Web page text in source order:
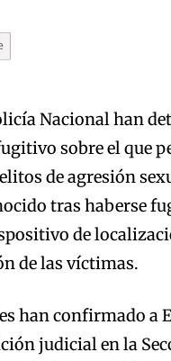
Nacional han
sobre el que
de agresión
tras haberse
de
de las víctimas.
han confirmado a
judicial en la